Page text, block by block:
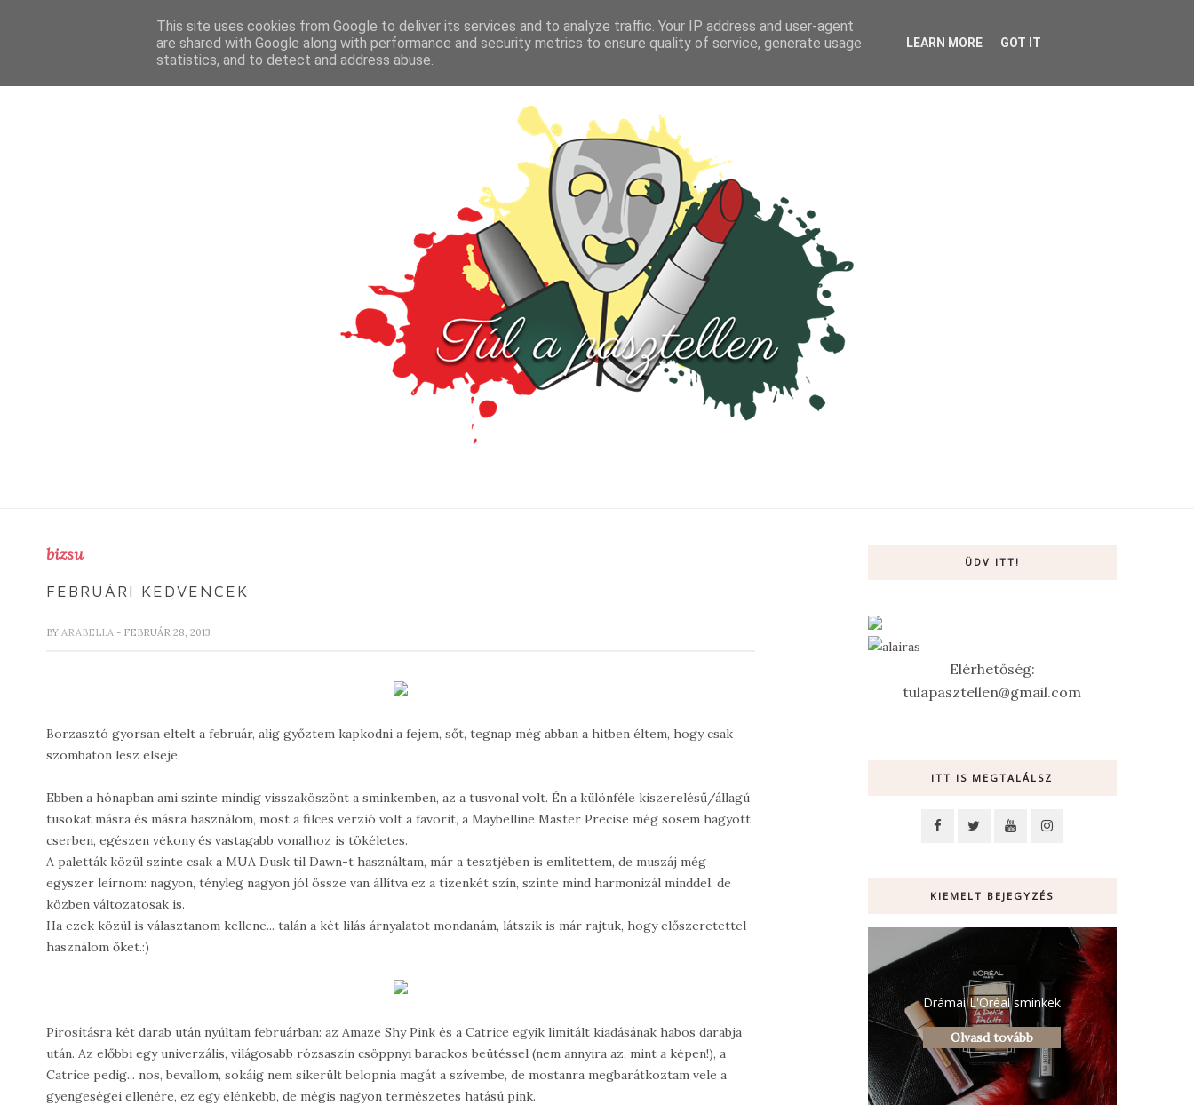
FŐOLDAL TESZT PARFÜM KULTÚRA VIDEÓ
bizsu
FEBRUÁRI KEDVENCEK
BY ARABELLA - FEBRUÁR 28, 2013
Borzasztó gyorsan eltelt a február, alig győztem kapkodni a fejem, sőt, tegnap még abban a hitben éltem, hogy csak
szombaton lesz elseje.
Ebben a hónapban ami szinte mindig visszaköszönt a sminkemben, az a tusvonal volt. Én a különféle kiszerelésű/állagú
tusokat másra és másra használom, most a filces verzió volt a favorit, a Maybelline Master Precise még sosem hagyott
cserben, egészen vékony és vastagabb vonalhoz is tökéletes.
A paletták közül szinte csak a MUA Dusk til Dawn-t használtam, már a tesztjében is említettem, de muszáj még
egyszer leírnom: nagyon, tényleg nagyon jól össze van állítva ez a tizenkét szín, szinte mind harmonizál minddel, de
közben változatosak is.
Ha ezek közül is választanom kellene... talán a két lilás árnyalatot mondanám, látszik is már rajtuk, hogy előszeretettel
használom őket.:)
Pirosításra két darab után nyúltam februárban: az Amaze Shy Pink és a Catrice egyik limitált kiadásának habos darabja
után. Az előbbi egy univerzális, világosabb rózsaszín csöppnyi barackos beütéssel (nem annyira az, mint a képen!), a
Catrice pedig... nos, bevallom, sokáig nem sikerült belopnia magát a szívembe, de mostanra megbarátkoztam vele a
gyengeségei ellenére, ez egy élénkebb, de mégis nagyon természetes hatású pink.
ÜDV ITT!
Elérhetőség:
tulapasztellen@gmail.com
ITT IS MEGTALÁLSZ
KIEMELT BEJEGYZÉS
Drámai L'Oréal sminkek
Olvasd tovább
This site uses cookies from Google to deliver its services and to analyze traffic. Your IP address and user-agent
are shared with Google along with performance and security metrics to ensure quality of service, generate usage
statistics, and to detect and address abuse.
LEARN MORE GOT IT